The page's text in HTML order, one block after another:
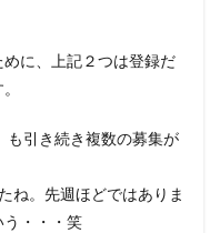
に、上記２つは登録だ
も引き続き複数の募集が
ね。先週ほどではありま
う・・・笑